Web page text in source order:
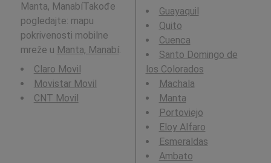
Manta, ManabíTakođe
pogledajte: mapu
pokrivenosti mobilne
mreže u Manta, Manabí.
Claro Movil
Movistar Movil
CNT Movil
Guayaquil
Quito
Cuenca
Santo Domingo de
los Colorados
Machala
Manta
Portoviejo
Eloy Alfaro
Esmeraldas
Ambato